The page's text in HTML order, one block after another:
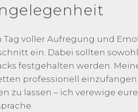
Tag voller Aufregung und
ein. Dabei sollten
festgehalten werden.
professionell
zu lassen – ich verewige